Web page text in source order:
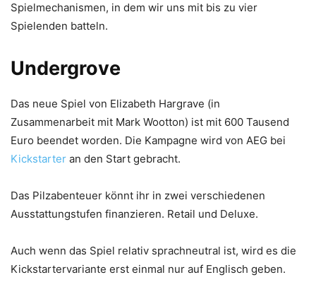
Spielmechanismen, in dem wir uns mit bis zu vier
Spielenden batteln.
Undergrove
Das neue Spiel von Elizabeth Hargrave (in
Zusammenarbeit mit Mark Wootton) ist mit 600 Tausend
Euro beendet worden. Die Kampagne wird von AEG bei
Kickstarter an den Start gebracht.
Das Pilzabenteuer könnt ihr in zwei verschiedenen
Ausstattungstufen finanzieren. Retail und Deluxe.
Auch wenn das Spiel relativ sprachneutral ist, wird es die
Kickstartervariante erst einmal nur auf Englisch geben.